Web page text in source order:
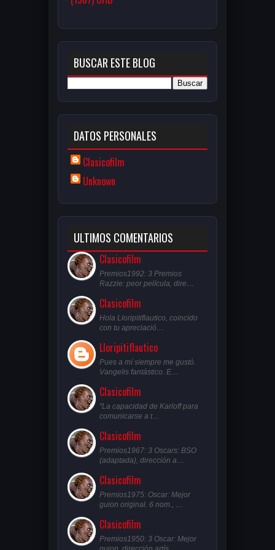
BUSCAR ESTE BLOG
DATOS PERSONALES
Clasicofilm
Unknown
ULTIMOS COMENTARIOS
Clasicofilm
Premios1992: 3 Premios
Razzie: peor película, dire…
Clasicofilm
Hola Lloripitiflautico, coincido
con tu apreciació…
Lloripitiflautico
Pues a mí siempre me gustó.
Vangelis fantástico. E…
Clasicofilm
"La capacidad de Karloff para
comunicarse a t…
Clasicofilm
Premios1967: 3 Oscars: BSO
(adaptada), dirección a…
Clasicofilm
Premios1975: Oscar: Mejor
guion original. 6 nom., …
Clasicofilm
Premios1950: 3 Oscar: Mejor